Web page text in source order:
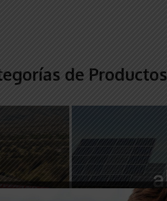
de Productos